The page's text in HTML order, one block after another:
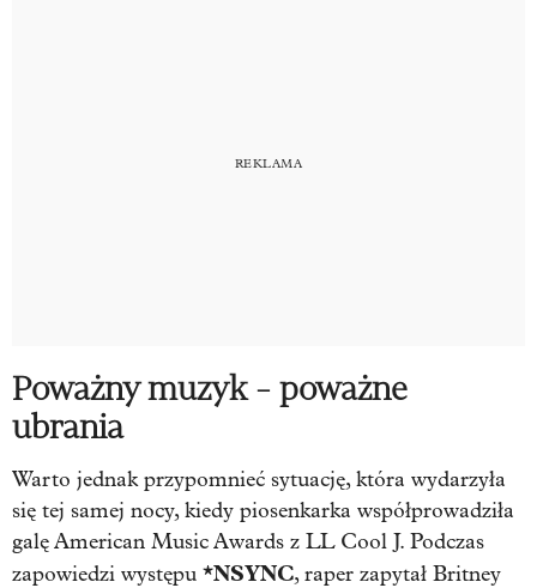
Poważny muzyk - poważne
ubrania
Warto jednak przypomnieć sytuację, która wydarzyła
się tej samej nocy, kiedy piosenkarka współprowadziła
galę American Music Awards z LL Cool J. Podczas
zapowiedzi występu *NSYNC, raper zapytał Britney